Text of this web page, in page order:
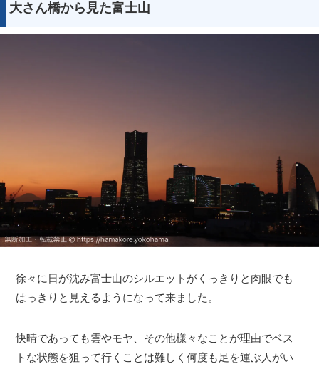
大さん橋から見た富士山
徐々に日が沈み富士山のシルエットがくっきりと肉眼でも
はっきりと見えるようになって来ました。
快晴であっても雲やモヤ、その他様々なことが理由でベス
トな状態を狙って行くことは難しく何度も足を運ぶ人がい